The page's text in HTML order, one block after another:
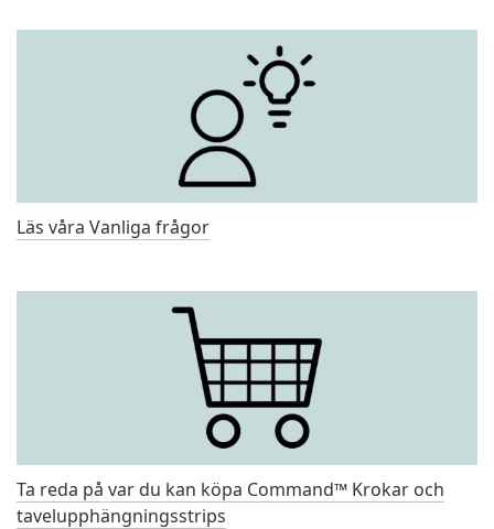
Läs våra Vanliga frågor
Ta reda på var du kan köpa Command™ Krokar och
tavelupphängningsstrips